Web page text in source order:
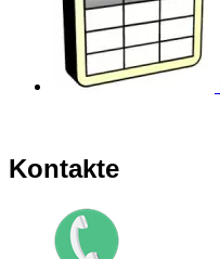
Kontakte